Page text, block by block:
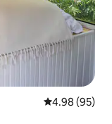
Meánrátáil
4.98 (95)